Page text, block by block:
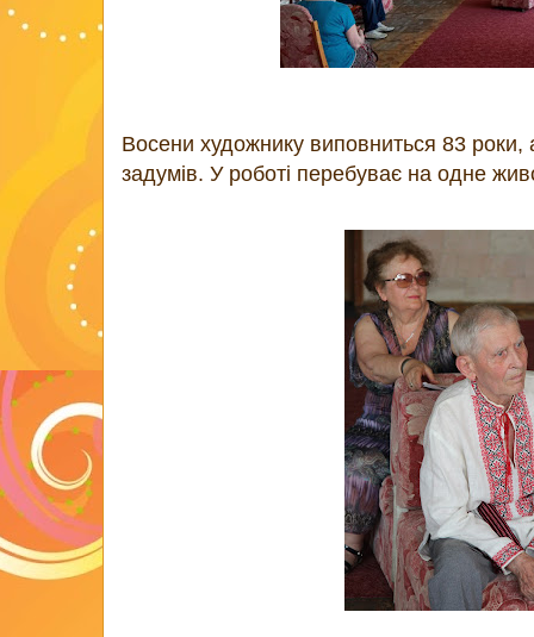
Восени художнику виповниться 83 роки,
задумів. У роботі перебуває на одне